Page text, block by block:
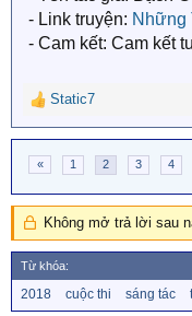
- Link truyện: Những
- Cam kết: Cam kết
R
e
i
o
n
s
:
Static7
« 1 2 3 4
Không mở trả lời sau
Từ khóa:
ừ
2018 cuộc thi sáng tác